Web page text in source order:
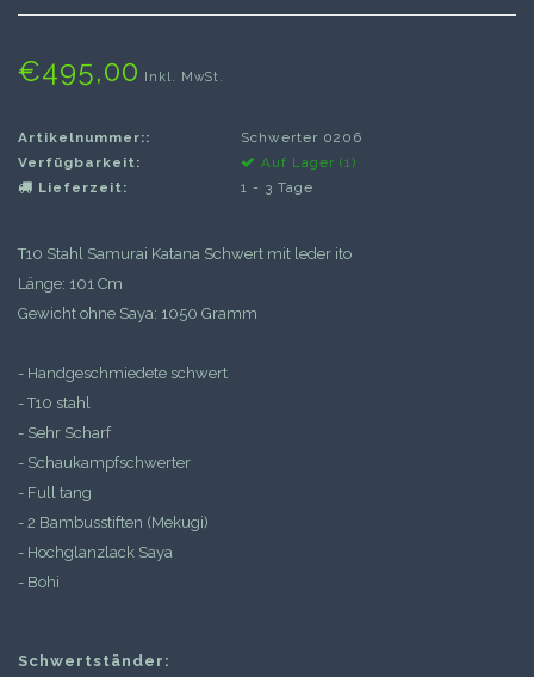
€495,00 Inkl. MwSt.
Artikelnummer::
Schwerter 0206
Verfügbarkeit:
Auf Lager (1)
Lieferzeit:
1 - 3 Tage
T10 Stahl Samurai Katana Schwert mit leder ito
Länge: 101 Cm
Gewicht ohne Saya: 1050 Gramm
- Handgeschmiedete schwert
- T10 stahl
- Sehr Scharf
- Schaukampfschwerter
- Full tang
- 2 Bambusstiften (Mekugi)
- Hochglanzlack Saya
- Bohi
Schwertständer: